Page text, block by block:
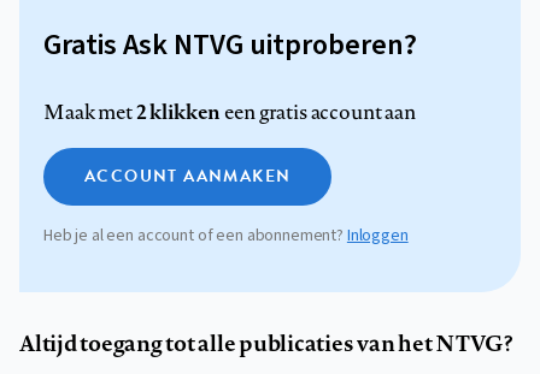
Gratis Ask NTVG uitproberen?
Maak met2 klikkeneen gratis account aan
ACCOUNT AANMAKEN
Heb je al een account of een abonnement?Inloggen
Altijd toegang tot alle publicaties van het NTVG?